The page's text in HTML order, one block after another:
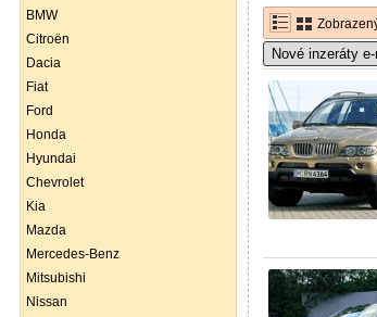
BMW
Citroën
Dacia
Fiat
Ford
Honda
Hyundai
Chevrolet
Kia
Mazda
Mercedes-Benz
Mitsubishi
Nissan
Nové inzeráty